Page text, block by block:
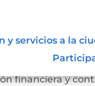
y servicios a la
a la
financiera y